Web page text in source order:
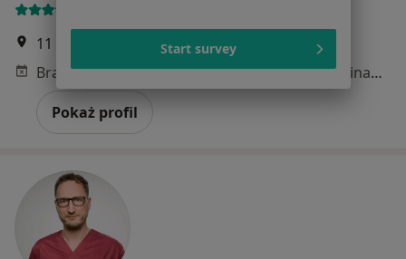
11 Listopada 87, Sulejówek•Mapa
Brak dostępnych specjalistów z wolnymi terminami w tym centrum medycznym.
Pokaż profil
Start survey